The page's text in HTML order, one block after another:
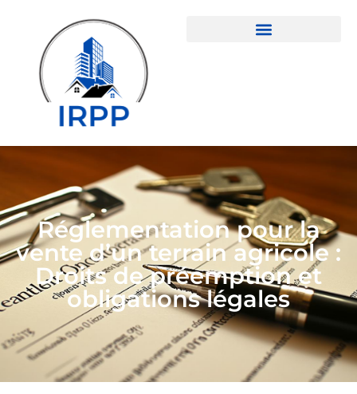
Réglementation pour la
vente d’un terrain agricole :
Droits de préemption et
obligations légales